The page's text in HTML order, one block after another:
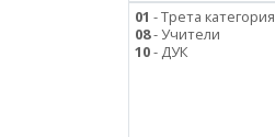
01 - Трета категория
08- Учители
10- ДУК